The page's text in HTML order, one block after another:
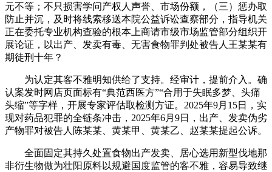
元不等；不只损害学问产权人声誉、市场份额，（三）惩办取
防止并沉，及时将线索移送本院公益诉讼查察部分，指导机关
正在委托专业机构查验的根本上商请市级市场监管部分组织开
展论证，以出产、发卖有毒、无害食物罪判处被告人王某某有
期徒刑十年？
为认定其客不雅明知供给了支持。经审计，提前介入。确
认案发时网店页面标有“典范西医方”“合用于失眠多梦、头痛
头缩”等字样，开展专家评估取检测方证。2025年9月15日，实
现对药品犯罪的全链条冲击，2025年6月9日，出产、发卖伪劣
产物罪对被告人陈某某、黄某甲、黄某乙、赵某某提起公诉。
全面固定其持久处置食物出产发卖、居心选用新型伐地那
非衍生物做为壮阳原料以规避国度监管的客不雅，容易导致继